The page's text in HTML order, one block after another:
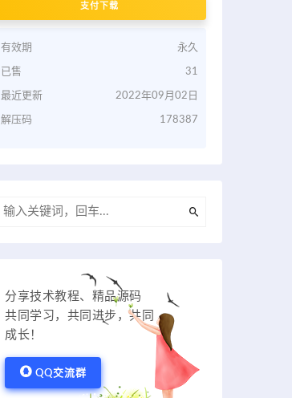
支付下载
有效期 永久
已售 31
最近更新 2022年09月02日
解压码 178387
分享技术教程、精品源码
共同学习，共同进步，共同
成长！
QQ交流群